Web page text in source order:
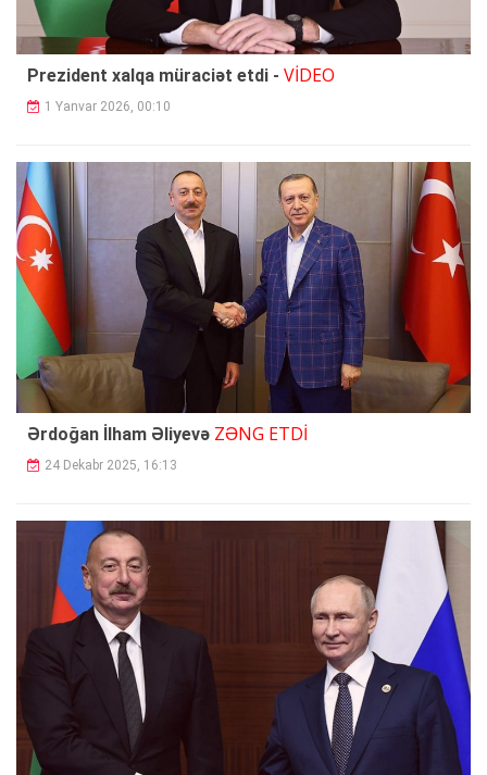
Prezident xalqa müraciət etdi - VİDEO
1 Yanvar 2026, 00:10
Ərdoğan İlham Əliyevə ZƏNG ETDİ
24 Dekabr 2025, 16:13